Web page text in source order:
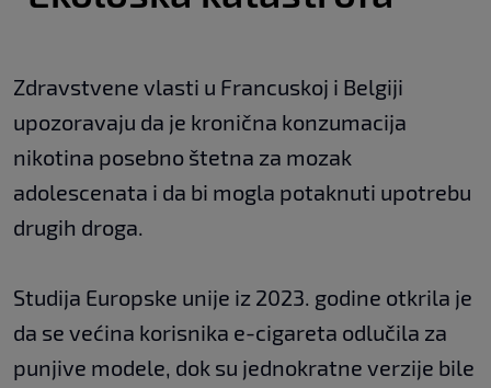
Zdravstvene vlasti u Francuskoj i Belgiji
upozoravaju da je kronična konzumacija
nikotina posebno štetna za mozak
adolescenata i da bi mogla potaknuti upotrebu
drugih droga.
Studija Europske unije iz 2023. godine otkrila je
da se većina korisnika e-cigareta odlučila za
punjive modele, dok su jednokratne verzije bile